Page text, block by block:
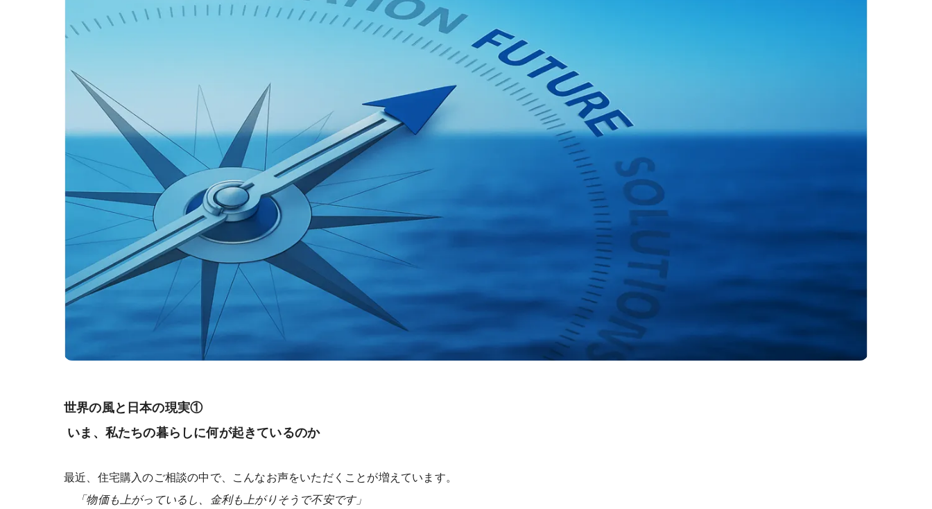
世界の風と日本の現実①
いま、私たちの暮らしに何が起きているのか
最近、住宅購入のご相談の中で、こんなお声をいただくことが増えています。
「物価も上がっているし、金利も上がりそうで不安です」